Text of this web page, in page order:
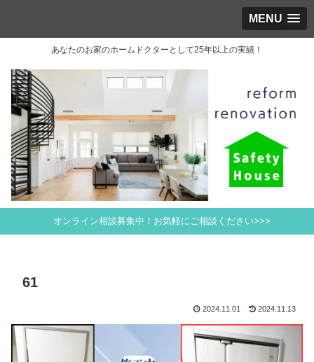
MENU
あなたのお家のホームドクターとして25年以上の実績！
オンライン相談募集中！お気軽にご相談ください>>>
61
2024.11.01 2024.11.13